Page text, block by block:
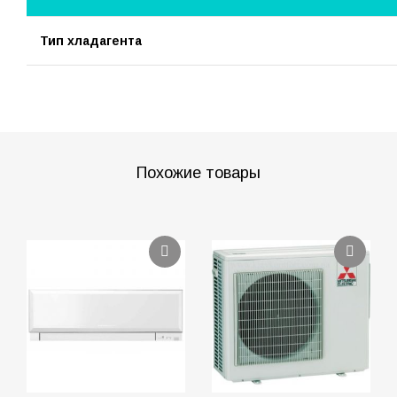
Тип хладагента
Похожие товары